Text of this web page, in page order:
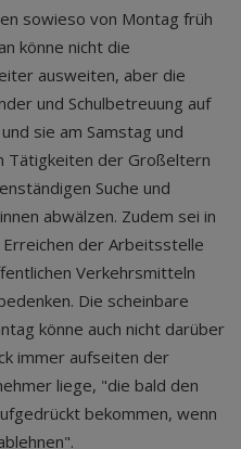
sowieso von Montag früh
könne nicht die
ausweiten, aber die
und Schulbetreuung auf
sie am Samstag und
Tätigkeiten der Großeltern
Suche und
abwälzen. Zudem sei in
der Arbeitsstelle
Verkehrsmitteln
Die scheinbare
könne auch nicht darüber
immer aufseiten der
liege, "die bald den
bekommen, wenn